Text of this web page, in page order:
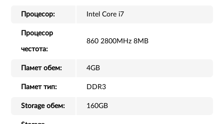
Процесор: Intel Core i7
Процесор
честота:
860 2800MHz 8MB
Памет обем: 4GB
Памет тип: DDR3
Storage обем: 160GB